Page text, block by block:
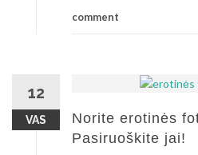
comment
12
VAS
Norite erotinės
Pasiruoškite jai!